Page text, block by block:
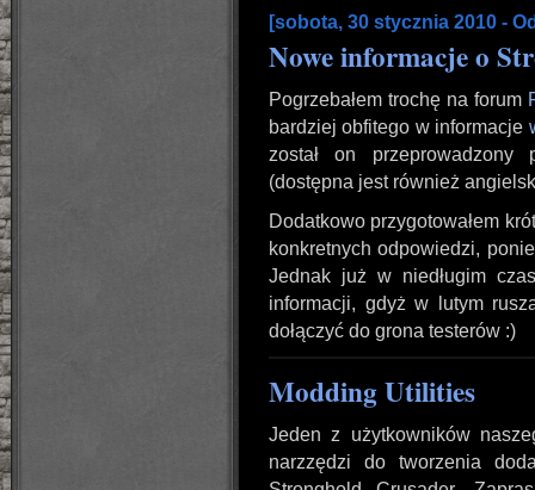
[sobota, 30 stycznia 2010 -
Nowe informacje o
Pogrzebałem trochę na forum
bardziej obfitego w informacje
został on przeprowadzony
(dostępna jest również
Dodatkowo przygotowałem
konkretnych odpowiedzi,
Jednak już w niedługim
informacji, gdyż w lutym
dołączyć do grona testerów :)
Modding Utilities
Jeden z użytkowników
narzzędzi do tworzenia